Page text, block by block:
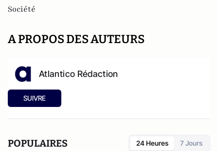
Société
A PROPOS DES AUTEURS
Atlantico Rédaction
SUIVRE
POPULAIRES 24 Heures 7 Jours